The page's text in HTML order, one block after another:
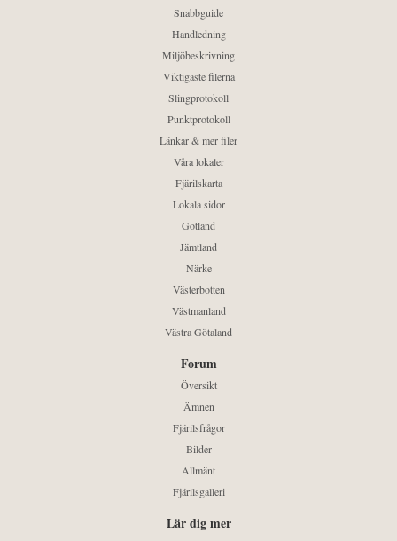
Snabbguide
Handledning
Miljöbeskrivning
Viktigaste filerna
Slingprotokoll
Punktprotokoll
Länkar & mer filer
Våra lokaler
Fjärilskarta
Lokala sidor
Gotland
Jämtland
Närke
Västerbotten
Västmanland
Västra Götaland
Forum
Översikt
Ämnen
Fjärilsfrågor
Bilder
Allmänt
Fjärilsgalleri
Lär dig mer